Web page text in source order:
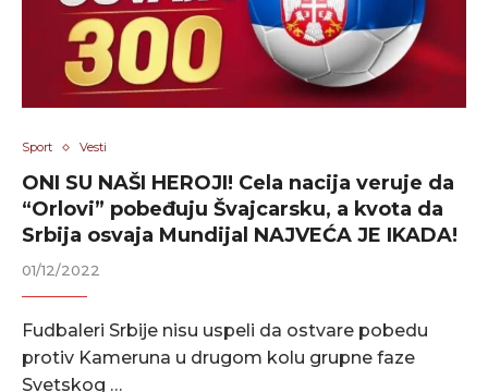
Sport Vesti
ONI SU NAŠI HEROJI! Cela nacija veruje da
“Orlovi” pobeđuju Švajcarsku, a kvota da
Srbija osvaja Mundijal NAJVEĆA JE IKADA!
01/12/2022
Fudbaleri Srbije nisu uspeli da ostvare pobedu
protiv Kameruna u drugom kolu grupne faze
Svetskog …